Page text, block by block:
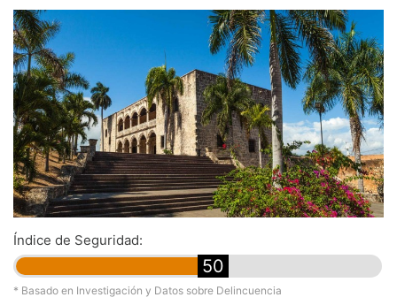
Índice de Seguridad:
50
* Basado en Investigación y Datos sobre Delincuencia